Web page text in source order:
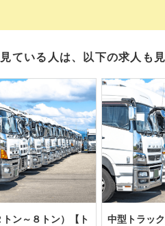
ている人は、以下の求人も
トン～８トン）【ト
中型トラッ